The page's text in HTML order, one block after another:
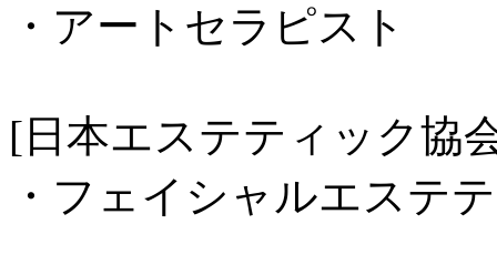
・アートセラピスト
[日本エステティック協
・フェイシャルエステ